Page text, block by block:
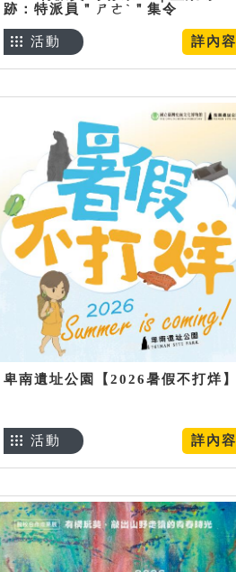
跡：特派員＂ㄕㄜˋ＂集令
詳內容
活動
卑南遺址公園【2026暑假不打烊】
詳內容
活動